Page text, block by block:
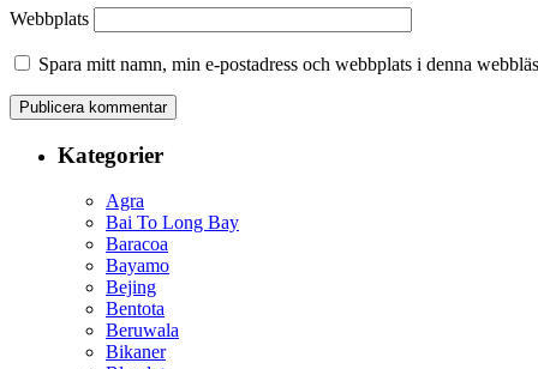
Webbplats
Spara mitt namn, min e-postadress och webbplats i denna
Kategorier
Agra
Bai To Long Bay
Baracoa
Bayamo
Bejing
Bentota
Beruwala
Bikaner